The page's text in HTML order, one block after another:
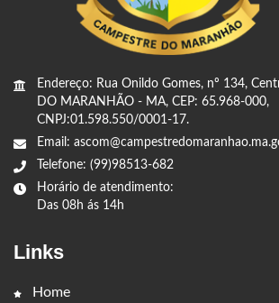
Endereço: Rua Onildo Gomes, nº 134,
DO MARANHÃO - MA, CEP: 65.968-000,
CNPJ:01.598.550/0001-17.
Email:
Telefone: (99)98513-682
Horário de atendimento:
Das 08h ás 14h
Links
Home